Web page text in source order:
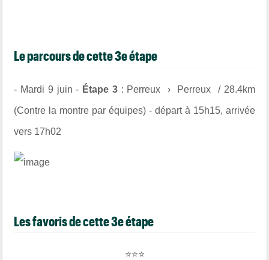
Le parcours de cette 3e étape
- Mardi 9 juin - Étape 3: Perreux › Perreux / 28.4km
(Contre la montre par équipes) - départ à 15h15, arrivée
vers 17h02
Les favoris de cette 3e étape
⭐⭐⭐